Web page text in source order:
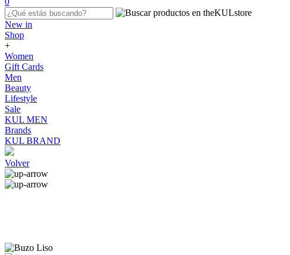
New in
Shop
+
Women
Gift Cards
Men
Beauty
Lifestyle
Sale
KUL MEN
Brands
KUL BRAND
Volver